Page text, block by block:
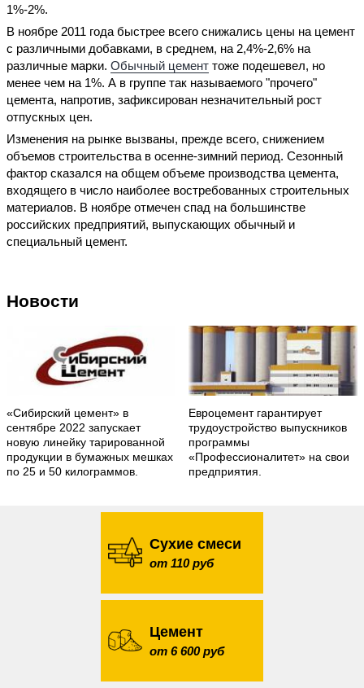
1%-2%.
В ноябре 2011 года быстрее всего снижались цены на цемент
с различными добавками, в среднем, на 2,4%-2,6% на
различные марки. Обычный цемент тоже подешевел, но
менее чем на 1%. А в группе так называемого "прочего"
цемента, напротив, зафиксирован незначительный рост
отпускных цен.
Изменения на рынке вызваны, прежде всего, снижением
объемов строительства в осенне-зимний период. Сезонный
фактор сказался на общем объеме производства цемента,
входящего в число наиболее востребованных строительных
материалов. В ноябре отмечен спад на большинстве
российских предприятий, выпускающих обычный и
специальный цемент.
Новости
«Сибирский цемент» в
сентябре 2022 запускает
новую линейку тарированной
продукции в бумажных мешках
по 25 и 50 килограммов.
Евроцемент гарантирует
трудоустройство выпускников
программы
«Профессионалитет» на свои
предприятия.
Сухие смеси
от 110 руб
Цемент
от 6 600 руб